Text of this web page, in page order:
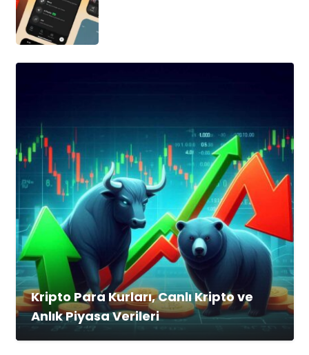
Kripto Para Kurları, Canlı Kripto ve
Anlık Piyasa Verileri